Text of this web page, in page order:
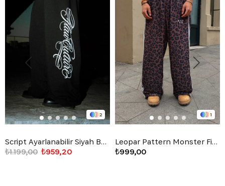
2
Script Ayarlanabilir Siyah Baggy Eşofman Altı
₺959,20
₺1.199,00
1
Leopar Pattern Monster Fit Sweatpants
₺999,00